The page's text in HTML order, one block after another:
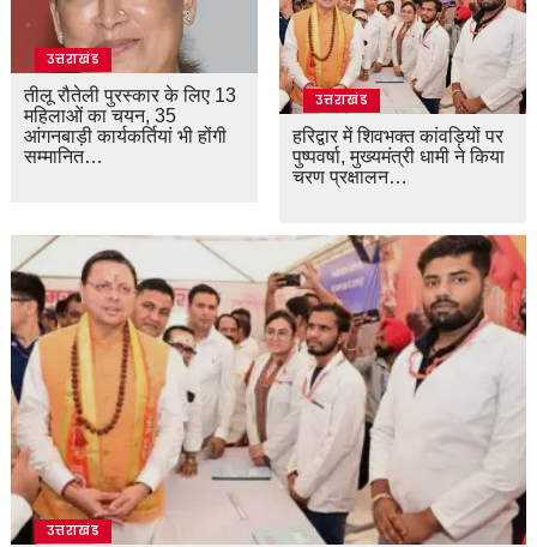
उत्तराखंड
तीलू रौतेली पुरस्कार के लिए 13
महिलाओं का चयन, 35
आंगनबाड़ी कार्यकर्तियां भी होंगी
सम्मानित…
उत्तराखंड
हरिद्वार में शिवभक्त कांवड़ियों पर
पुष्पवर्षा, मुख्यमंत्री धामी ने किया
चरण प्रक्षालन…
उत्तराखंड